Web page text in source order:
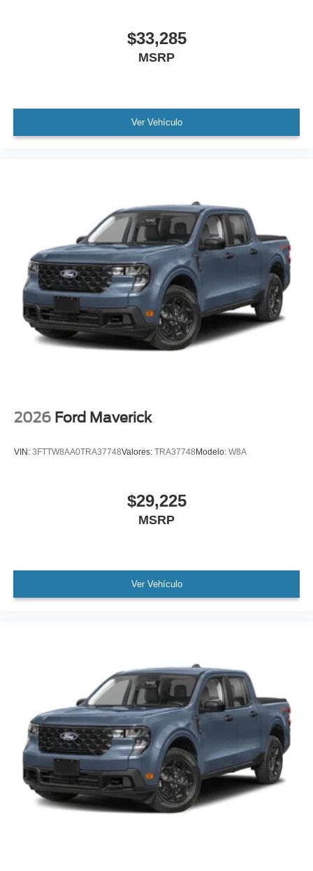
$33,285
MSRP
Ver Vehículo
2026 Ford Maverick
VIN: 3FTTW8AA0TRA37748Valores: TRA37748 Modelo: W8A
$29,225
MSRP
Ver Vehículo